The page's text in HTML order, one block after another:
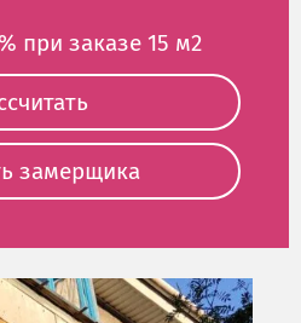
при заказе 15 м2
замерщика